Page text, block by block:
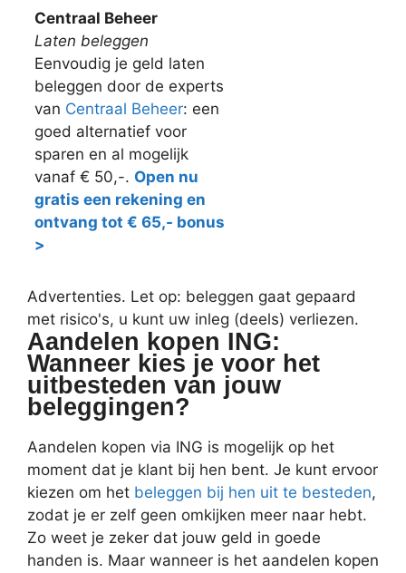
Centraal Beheer
Laten beleggen
Eenvoudig je geld laten
beleggen door de experts
van Centraal Beheer: een
goed alternatief voor
sparen en al mogelijk
vanaf € 50,-. Open nu
gratis een rekening en
ontvang tot € 65,- bonus
>
Advertenties. Let op: beleggen gaat gepaard
met risico's, u kunt uw inleg (deels) verliezen.
Aandelen kopen ING:
Wanneer kies je voor het
uitbesteden van jouw
beleggingen?
Aandelen kopen via ING is mogelijk op het
moment dat je klant bij hen bent. Je kunt ervoor
kiezen om het beleggen bij hen uit te besteden,
zodat je er zelf geen omkijken meer naar hebt.
Zo weet je zeker dat jouw geld in goede
handen is. Maar wanneer is het aandelen kopen